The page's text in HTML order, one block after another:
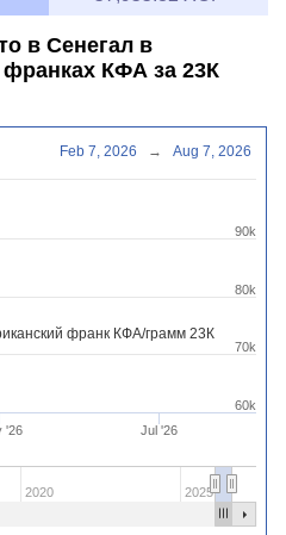
в Сенегал в
КФА за 23К
франк КФА/грамм 23К
'26 Jul '26
2020 2025
70k
80k
90k
60k
Feb 7, 2026 → Aug 7, 2026